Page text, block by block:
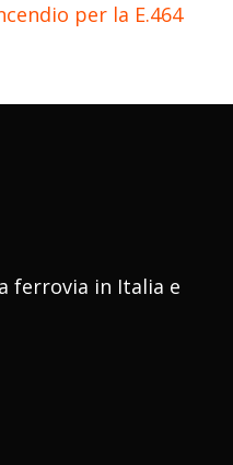
per la E.464
ferrovia in Italia e